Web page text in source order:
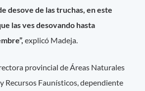
desove de las truchas, en este
las ves desovando hasta
explicó Madeja.
provincial de Áreas Naturales
Recursos Faunísticos, dependiente